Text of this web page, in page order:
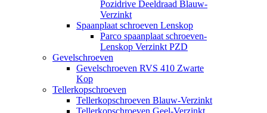
Pozidrive Deeldraad Blauw-
Verzinkt
Spaanplaat schroeven Lenskop
Parco spaanplaat schroeven-
Lenskop Verzinkt PZD
Gevelschroeven
Gevelschroeven RVS 410 Zwarte
Kop
Tellerkopschroeven
Tellerkopschroeven Blauw-Verzinkt